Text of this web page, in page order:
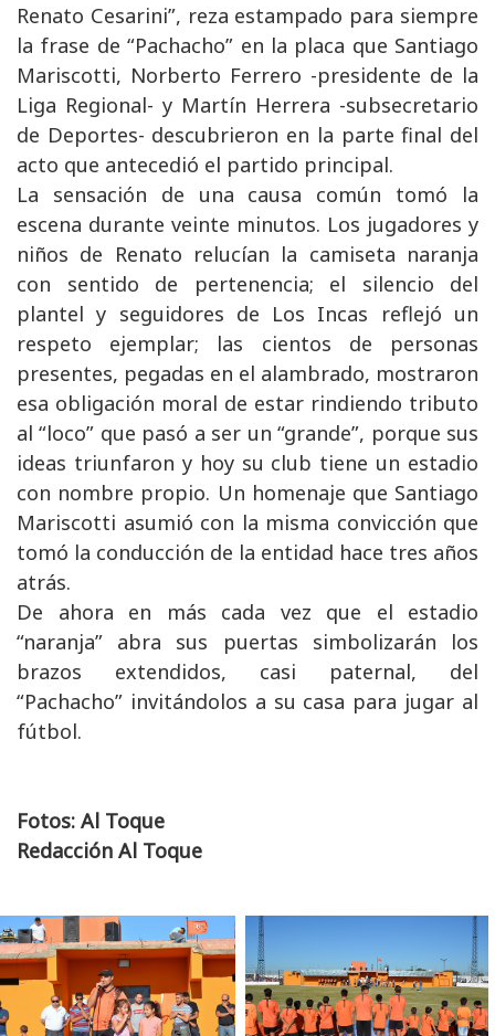
Renato Cesarini”, reza estampado para siempre
la frase de “Pachacho” en la placa que Santiago
Mariscotti, Norberto Ferrero -presidente de la
Liga Regional- y Martín Herrera -subsecretario
de Deportes- descubrieron en la parte final del
acto que antecedió el partido principal.
La sensación de una causa común tomó la
escena durante veinte minutos. Los jugadores y
niños de Renato relucían la camiseta naranja
con sentido de pertenencia; el silencio del
plantel y seguidores de Los Incas reflejó un
respeto ejemplar; las cientos de personas
presentes, pegadas en el alambrado, mostraron
esa obligación moral de estar rindiendo tributo
al “loco” que pasó a ser un “grande”, porque sus
ideas triunfaron y hoy su club tiene un estadio
con nombre propio. Un homenaje que Santiago
Mariscotti asumió con la misma convicción que
tomó la conducción de la entidad hace tres años
atrás.
De ahora en más cada vez que el estadio
“naranja” abra sus puertas simbolizarán los
brazos extendidos, casi paternal, del
“Pachacho” invitándolos a su casa para jugar al
fútbol.
Fotos: Al Toque
Redacción Al Toque